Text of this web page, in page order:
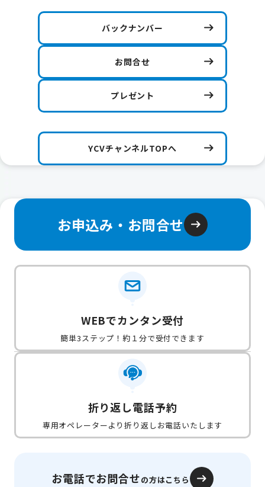
バックナンバー
お問合せ
プレゼント
YCVチャンネルTOPへ
お申込み・お問合せ
WEBでカンタン受付
簡単3ステップ！約１分で受付できます
折り返し電話予約
専用オペレーターより折り返しお電話いたします
お電話でお問合せの方はこちら